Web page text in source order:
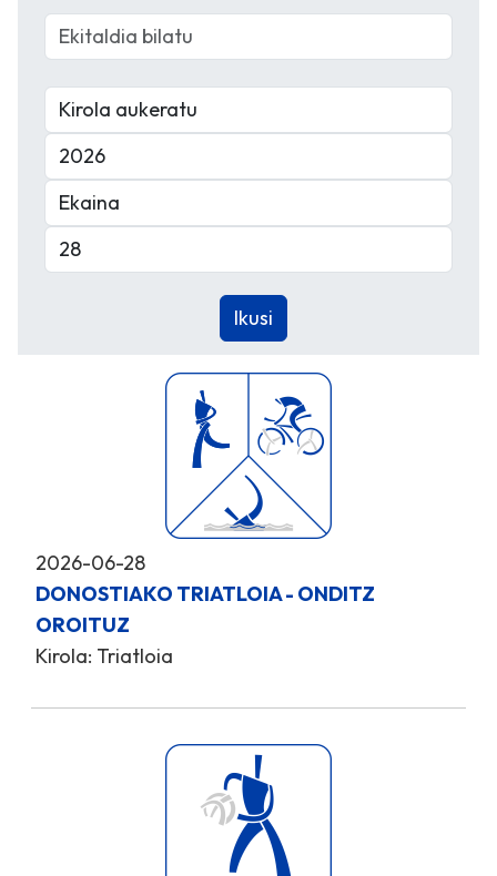
2026-06-28
DONOSTIAKO TRIATLOIA - ONDITZ
OROITUZ
Kirola: Triatloia